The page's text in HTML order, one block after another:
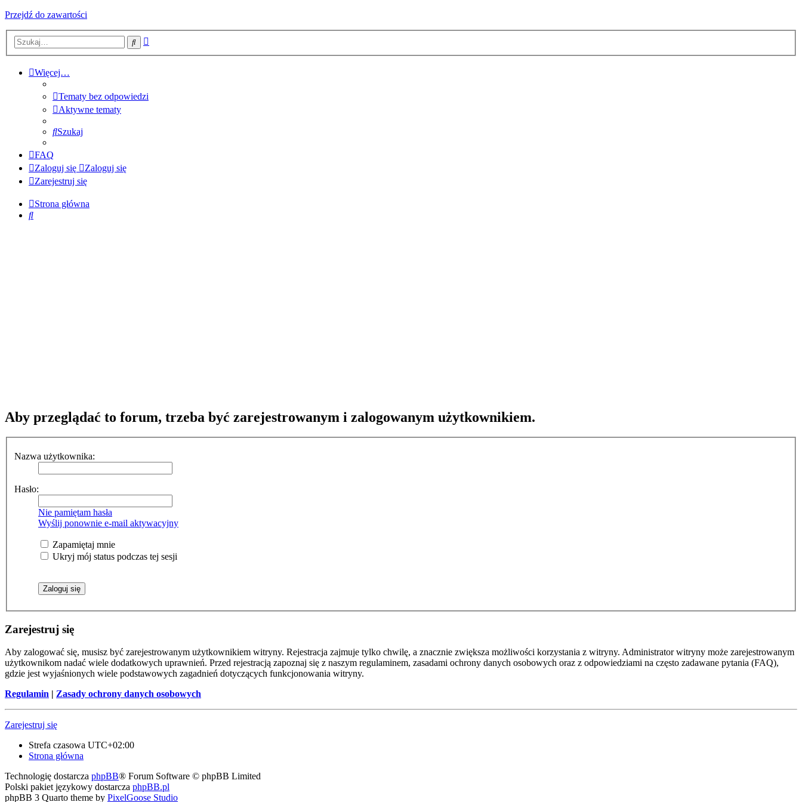
Przejdź do zawartości
Szukaj
Więcej…
Tematy bez odpowiedzi
Aktywne tematy
Szukaj
FAQ
Zaloguj się
Zaloguj się
Zarejestruj się
Strona główna
Szukaj
Aby przeglądać to forum, trzeba być zarejestrowanym i zalogowanym użytkownikiem.
Nazwa użytkownika:
Hasło:
Nie pamiętam hasła
Wyślij ponownie e-mail aktywacyjny
Zapamiętaj mnie
Ukryj mój status podczas tej sesji
Zarejestruj się
Aby zalogować się, musisz być zarejestrowanym użytkownikiem witryny. Rejestracja zajmuje tylko chwilę, a znacznie zwiększa możliwości korzystania z witryny. Administrator witryny może zarejestrowanym
użytkownikom nadać wiele dodatkowych uprawnień. Przed rejestracją zapoznaj się z naszym regulaminem, zasadami ochrony danych osobowych oraz z odpowiedziami na często zadawane pytania (FAQ),
gdzie jest wyjaśnionych wiele podstawowych zagadnień dotyczących funkcjonowania witryny.
Regulamin | Zasady ochrony danych osobowych
Zarejestruj się
Strefa czasowa UTC+02:00
Strona główna
Technologię dostarcza phpBB® Forum Software © phpBB Limited
Polski pakiet językowy dostarcza phpBB.pl
phpBB 3 Quarto theme by PixelGoose Studio